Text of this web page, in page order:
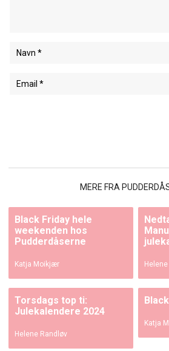
MERE FRA
Black Friday hele
weekenden hos
Pudderdåserne
Katja Moikjær
Torsdags top ti:
Julekalendere 2024
Helene Randløv
Katja